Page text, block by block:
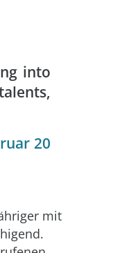
into
20
mit